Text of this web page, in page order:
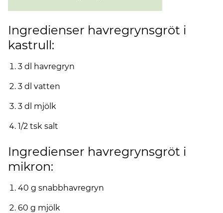
Ingredienser havregrynsgröt i
kastrull:
3 dl havregryn
3 dl vatten
3 dl mjölk
1/2 tsk salt
Ingredienser havregrynsgröt i
mikron:
40 g snabbhavregryn
60 g mjölk